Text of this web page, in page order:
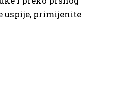
uspije, primijenite